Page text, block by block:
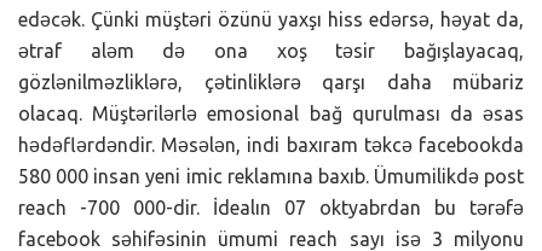
edəcək. Çünki müştəri özünü yaxşı hiss edərsə, həyat da,
ətraf aləm də ona xoş təsir bağışlayacaq,
gözlənilməzliklərə, çətinliklərə qarşı daha mübariz
olacaq. Müştərilərlə emosional bağ qurulması da əsas
hədəflərdəndir. Məsələn, indi baxıram təkcə facebookda
580 000 insan yeni imic reklamına baxıb. Ümumilikdə post
reach -700 000-dir. İdealın 07 oktyabrdan bu tərəfə
facebook səhifəsinin ümumi reach sayı isə 3 milyonu